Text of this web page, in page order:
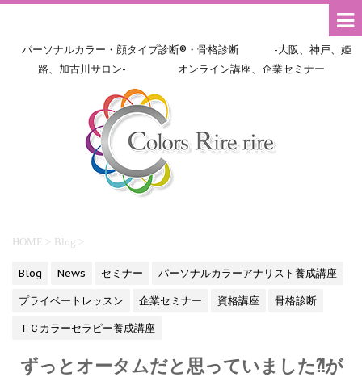
パーソナルカラー・顔タイプ診断®・骨格診断 -大阪、神戸、姫
路、加古川サロン- オンライン講座、企業セミナー
HOME > Blog >
Blog News セミナー
パーソナルカラーアナリスト養成講座
プライベートレッスン
企業セミナー 資格講座
骨格診断
ＴＣカラーセラピー養成講座
ずっとオータムだと思っていました⁈が